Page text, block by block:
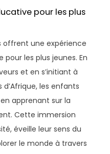
pour les plus
offrent une expérience
les plus jeunes. En
et en s’initiant à
les enfants
apprenant sur la
Cette immersion
éveille leur sens du
le monde à travers